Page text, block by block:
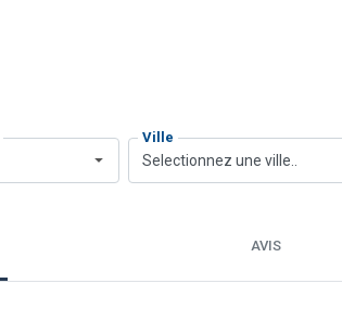
Ville
Selectionnez une ville..
AVIS